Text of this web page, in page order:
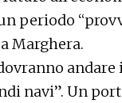
periodo
Marghera.
andare
navi”. Un